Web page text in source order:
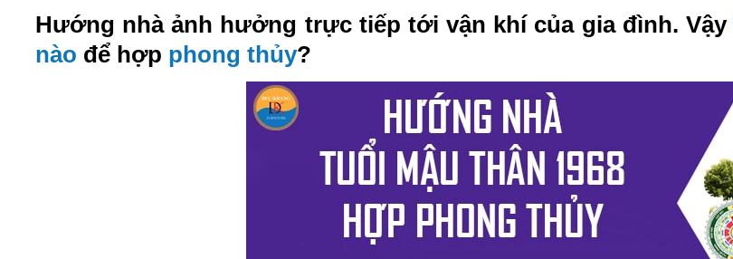
Hướng nhà ảnh hưởng trực tiếp tới vận khí của gia đình. Vậy
nào để hợp phong thủy?